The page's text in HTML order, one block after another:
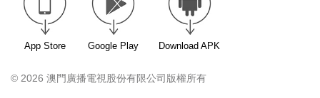
App Store Google Play Download APK
© 2026 澳門廣播電視股份有限公司版權所有